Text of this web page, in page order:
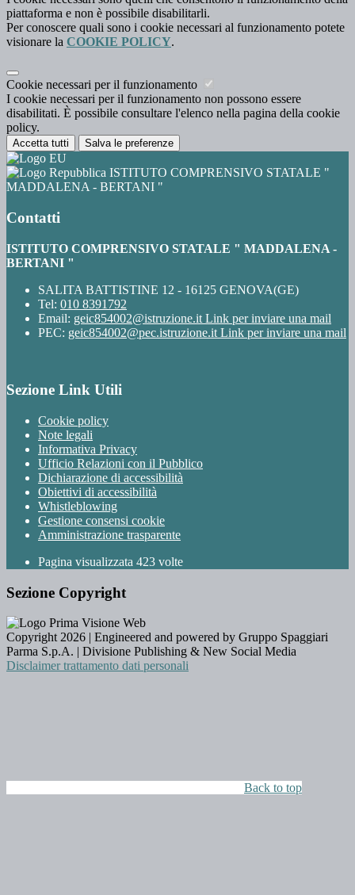
piattaforma e non è possibile disabilitarli.
Per conoscere quali sono i cookie necessari al funzionamento potete
visionare la COOKIE POLICY.
Cookie necessari per il funzionamento
I cookie necessari per il funzionamento non possono essere
disabilitati. È possibile consultare l'elenco nella pagina della cookie
policy.
Accetta tutti Salva le preferenze
ISTITUTO COMPRENSIVO STATALE "
MADDALENA - BERTANI "
Contatti
ISTITUTO COMPRENSIVO STATALE " MADDALENA -
BERTANI "
SALITA BATTISTINE 12 - 16125 GENOVA(GE)
Tel: 010 8391792
Email: geic854002@istruzione.it Link per inviare una mail
PEC: geic854002@pec.istruzione.it Link per inviare una mail
Sezione Link Utili
Cookie policy
Note legali
Informativa Privacy
Ufficio Relazioni con il Pubblico
Dichiarazione di accessibilità
Obiettivi di accessibilità
Whistleblowing
Gestione consensi cookie
Amministrazione trasparente
Pagina visualizzata 423 volte
Sezione Copyright
Copyright 2026 | Engineered and powered by Gruppo Spaggiari
Parma S.p.A. | Divisione Publishing & New Social Media
Disclaimer trattamento dati personali
Back to top